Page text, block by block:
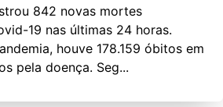
842 novas mortes
19 nas últimas 24 horas.
houve 178.159 óbitos em
pela doença. Seg...